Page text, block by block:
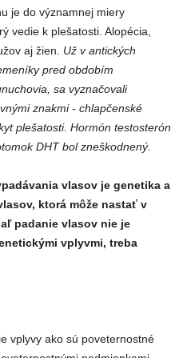
je do významnej miery
vedie k plešatosti. Alopécia,
aj žien. Už v antických
pred obdobím
sa vyznačovali
znakmi - chlapčenské
plešatosti. Hormón testosterón
DHT bol zneškodnený.
vlasov je genetika a
ktorá môže nastať v
padanie vlasov nie je
vplyvmi, treba
vplyvy ako sú poveternostné